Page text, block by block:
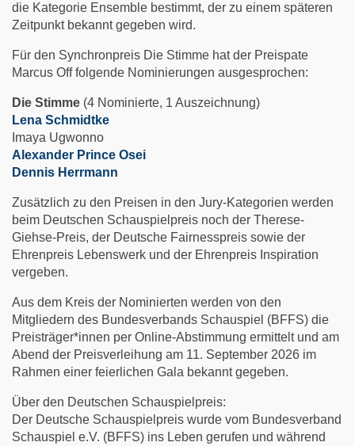
die Kategorie Ensemble bestimmt, der zu einem späteren
Zeitpunkt bekannt gegeben wird.
Für den Synchronpreis Die Stimme hat der Preispate
Marcus Off folgende Nominierungen ausgesprochen:
Die Stimme (4 Nominierte, 1 Auszeichnung)
Lena Schmidtke
Imaya Ugwonno
Alexander Prince Osei
Dennis Herrmann
Zusätzlich zu den Preisen in den Jury-Kategorien werden
beim Deutschen Schauspielpreis noch der Therese-
Giehse-Preis, der Deutsche Fairnesspreis sowie der
Ehrenpreis Lebenswerk und der Ehrenpreis Inspiration
vergeben.
Aus dem Kreis der Nominierten werden von den
Mitgliedern des Bundesverbands Schauspiel (BFFS) die
Preisträger*innen per Online-Abstimmung ermittelt und am
Abend der Preisverleihung am 11. September 2026 im
Rahmen einer feierlichen Gala bekannt gegeben.
Über den Deutschen Schauspielpreis:
Der Deutsche Schauspielpreis wurde vom Bundesverband
Schauspiel e.V. (BFFS) ins Leben gerufen und während